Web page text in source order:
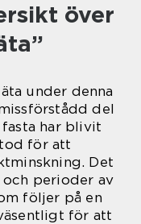
över
under denna
del
har blivit
för att
Det
perioder av
följer på en
för att